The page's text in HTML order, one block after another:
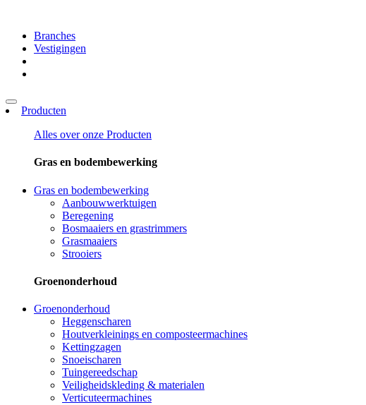
Branches
Vestigingen
Producten
Alles over onze Producten
Gras en bodembewerking
Gras en bodembewerking
Aanbouwwerktuigen
Beregening
Bosmaaiers en grastrimmers
Grasmaaiers
Strooiers
Groenonderhoud
Groenonderhoud
Heggenscharen
Houtverkleinings en composteermachines
Kettingzagen
Snoeischaren
Tuingereedschap
Veiligheidskleding & materialen
Verticuteermachines